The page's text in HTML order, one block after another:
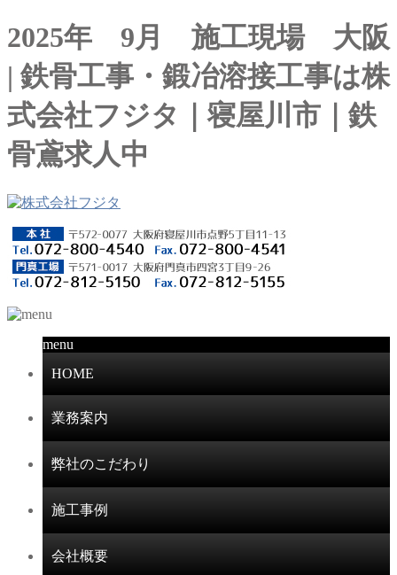
2025年 9月 施工現場 大阪
| 鉄骨工事・鍛冶溶接工事は株
式会社フジタ｜寝屋川市｜鉄
骨鳶求人中
menu
HOME
業務案内
弊社のこだわり
施工事例
会社概要